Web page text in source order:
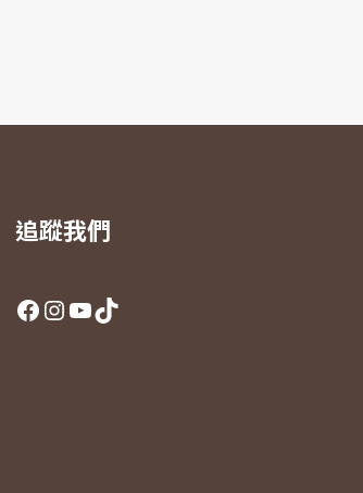
追蹤我們
Facebook
Instagram
YouTube
TikTok